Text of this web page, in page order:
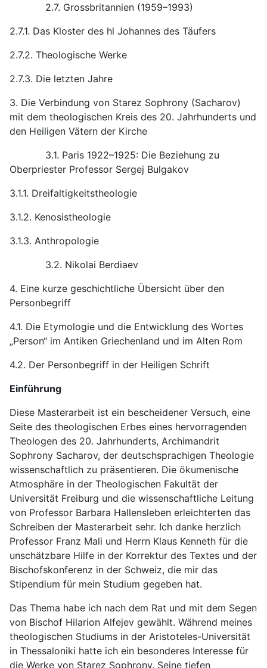
2.7. Grossbritannien (1959–1993)
2.7.1. Das Kloster des hl Johannes des Täufers
2.7.2. Theologische Werke
2.7.3. Die letzten Jahre
3. Die Verbindung von Starez Sophrony (Sacharov)
mit dem theologischen Kreis des 20. Jahrhunderts und
den Heiligen Vätern der Kirche
3.1. Paris 1922–1925: Die Beziehung zu
Oberpriester Professor Sergej Bulgakov
3.1.1. Dreifaltigkeitstheologie
3.1.2. Kenosistheologie
3.1.3. Anthropologie
3.2. Nikolai Berdiaev
4. Eine kurze geschichtliche Übersicht über den
Personbegriff
4.1. Die Etymologie und die Entwicklung des Wortes
„Person“ im Antiken Griechenland und im Alten Rom
4.2. Der Personbegriff in der Heiligen Schrift
Einführung
Diese Masterarbeit ist ein bescheidener Versuch, eine
Seite des theologischen Erbes eines hervorragenden
Theologen des 20. Jahrhunderts, Archimandrit
Sophrony Sacharov, der deutschsprachigen Theologie
wissenschaftlich zu präsentieren. Die ökumenische
Atmosphäre in der Theologischen Fakultät der
Universität Freiburg und die wissenschaftliche Leitung
von Professor Barbara Hallensleben erleichterten das
Schreiben der Masterarbeit sehr. Ich danke herzlich
Professor Franz Mali und Herrn Klaus Kenneth für die
unschätzbare Hilfe in der Korrektur des Textes und der
Bischofskonferenz in der Schweiz, die mir das
Stipendium für mein Studium gegeben hat.
Das Thema habe ich nach dem Rat und mit dem Segen
von Bischof Hilarion Alfejev gewählt. Während meines
theologischen Studiums in der Aristoteles-Universität
in Thessaloniki hatte ich ein besonderes Interesse für
die Werke von Starez Sophrony. Seine tiefen